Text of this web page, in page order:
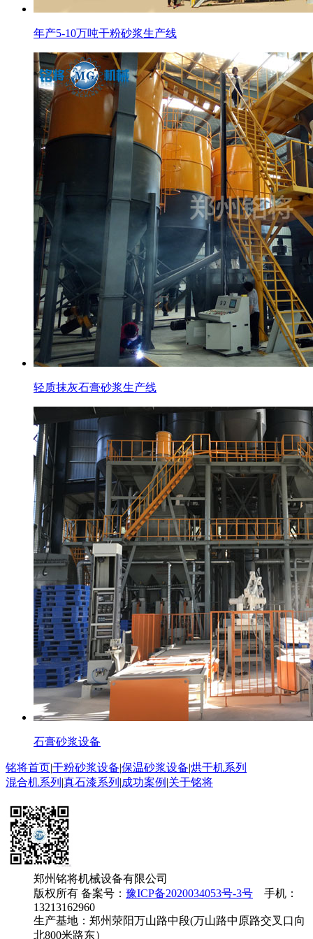
年产5-10万吨干粉砂浆生产线
轻质抹灰石膏砂浆生产线
石膏砂浆设备
铭将首页|干粉砂浆设备|保温砂浆设备|烘干机系列
混合机系列 |真石漆系列 |成功案例 |关于铭将
郑州铭将机械设备有限公司
版权所有 备案号： 豫ICP备2020034053号-3号 手机：
13213162960
生产基地：郑州荥阳万山路中段(万山路中原路交叉口向
北800米路东）